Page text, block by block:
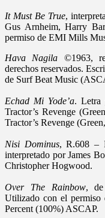
It Must Be True,
Gus Arnheim, Harry
permiso de EMI Mills
Hava Nagila ©1963,
derechos reservados.
de Surf Beat Music
Echad Mi Yode’a. Letra
Tractor’s Revenge
Tractor’s Revenge
Nisi Dominus, R.608 –
interpretado por James
Christopher Hogwood.
Over The Rainbow, de
Utilizado con el
Percent (100%) ASCAP.